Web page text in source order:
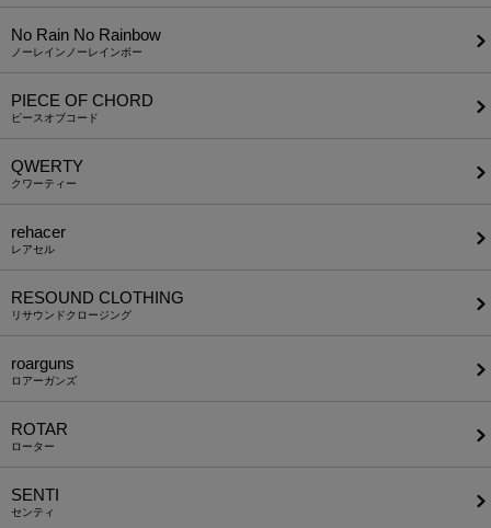
No Rain No Rainbow
ノーレインノーレインボー
PIECE OF CHORD
ピースオブコード
QWERTY
クワーティー
rehacer
レアセル
RESOUND CLOTHING
リサウンドクロージング
roarguns
ロアーガンズ
ROTAR
ローター
SENTI
センティ